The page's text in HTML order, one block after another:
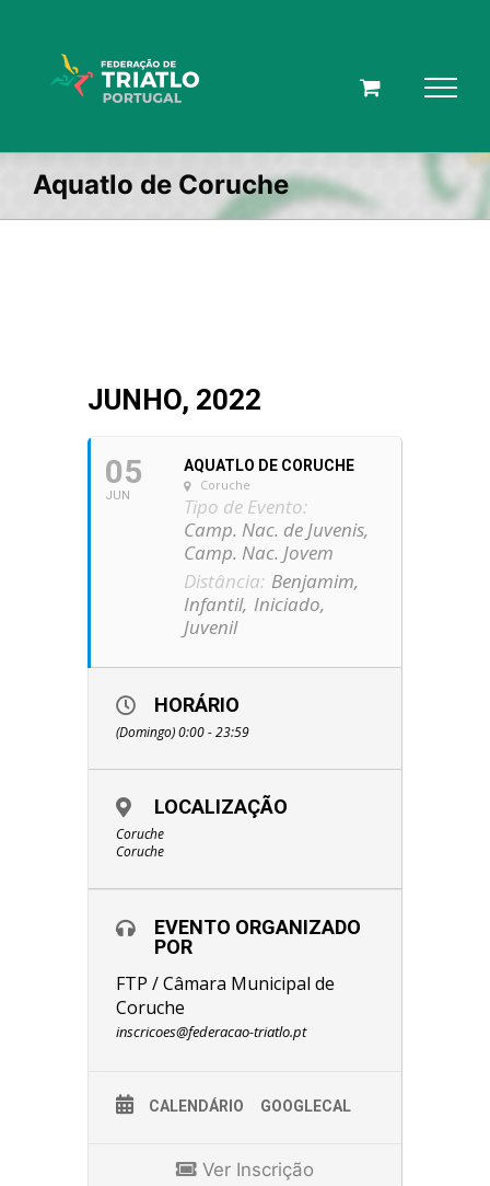
Aquatlo de Coruche
JUNHO, 2022
05
JUN
AQUATLO DE CORUCHE
Coruche
Tipo de Evento:
Camp. Nac. de Juvenis,
Camp. Nac. Jovem
Distância: Benjamim,
Infantil, Iniciado,
Juvenil
HORÁRIO
(Domingo) 0:00 - 23:59
LOCALIZAÇÃO
Coruche
Coruche
EVENTO ORGANIZADO
POR
FTP / Câmara Municipal de
Coruche
inscricoes@federacao-triatlo.pt
CALENDÁRIO GOOGLECAL
Ver Inscrição